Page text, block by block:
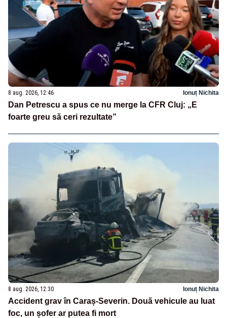
8 aug. 2026, 12:46 Ionuț Nichita
Dan Petrescu a spus ce nu merge la CFR Cluj: „E
foarte greu să ceri rezultate”
8 aug. 2026, 12:30 Ionuț Nichita
Accident grav în Caraș-Severin. Două vehicule au luat
foc, un șofer ar putea fi mort